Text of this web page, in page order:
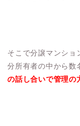
そこで分譲マンショ
分所有者の中から数
の話し合いで管理の